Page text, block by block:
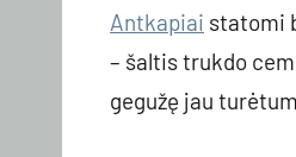
Antkapiai statomi
– šaltis trukdo
gegužę jau